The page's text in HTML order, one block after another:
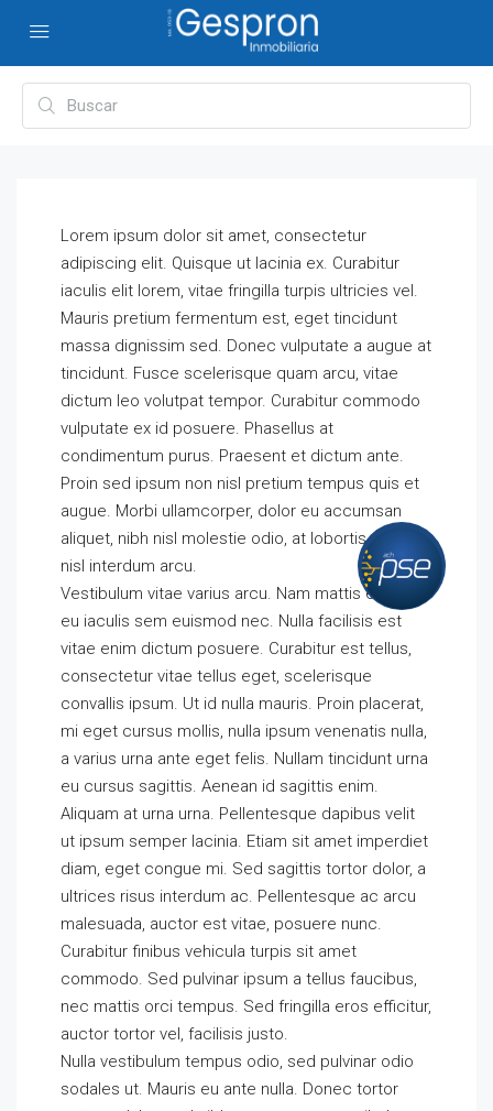
Lorem ipsum dolor sit amet, consectetur
adipiscing elit. Quisque ut lacinia ex. Curabitur
iaculis elit lorem, vitae fringilla turpis ultricies vel.
Mauris pretium fermentum est, eget tincidunt
massa dignissim sed. Donec vulputate a augue at
tincidunt. Fusce scelerisque quam arcu, vitae
dictum leo volutpat tempor. Curabitur commodo
vulputate ex id posuere. Phasellus at
condimentum purus. Praesent et dictum ante.
Proin sed ipsum non nisl pretium tempus quis et
augue. Morbi ullamcorper, dolor eu accumsan
aliquet, nibh nisl molestie odio, at lobortis sapien
nisl interdum arcu.
Vestibulum vitae varius arcu. Nam mattis est ex,
eu iaculis sem euismod nec. Nulla facilisis est
vitae enim dictum posuere. Curabitur est tellus,
consectetur vitae tellus eget, scelerisque
convallis ipsum. Ut id nulla mauris. Proin placerat,
mi eget cursus mollis, nulla ipsum venenatis nulla,
a varius urna ante eget felis. Nullam tincidunt urna
eu cursus sagittis. Aenean id sagittis enim.
Aliquam at urna urna. Pellentesque dapibus velit
ut ipsum semper lacinia. Etiam sit amet imperdiet
diam, eget congue mi. Sed sagittis tortor dolor, a
ultrices risus interdum ac. Pellentesque ac arcu
malesuada, auctor est vitae, posuere nunc.
Curabitur finibus vehicula turpis sit amet
commodo. Sed pulvinar ipsum a tellus faucibus,
nec mattis orci tempus. Sed fringilla eros efficitur,
auctor tortor vel, facilisis justo.
Nulla vestibulum tempus odio, sed pulvinar odio
sodales ut. Mauris eu ante nulla. Donec tortor